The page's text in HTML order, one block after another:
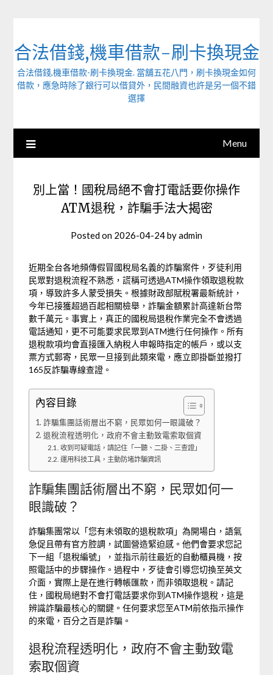
合法借錢,機車借款-刷卡換現金
合法借錢,機車借款-刷卡換現金. 當舖五花八門，刷卡換現金如何
借款，應急時除了銀行可以借貸外，民間融資也許是另一個不錯
選擇
Menu
別上當！國稅局絕不會打電話要你操作
ATM退稅，詐騙手法大揭密
Posted on 2026-04-24byadmin
近期全台各地頻傳假冒國稅局名義的詐騙案件，歹徒利用
民眾對退稅流程不熟悉，謊稱可透過ATM操作領取退稅款
項，導致許多人蒙受損失。根據財政部賦稅署最新統計，
今年已接獲超過百起相關檢舉，詐騙金額累計高達新台幣
數千萬元。事實上，真正的國稅局退稅作業完全不會透過
電話通知，更不可能要求民眾到ATM進行任何操作。所有
退稅款項均會直接匯入納稅人申報時指定的帳戶，或以支
票方式郵寄，民眾一旦接到此類來電，應立即掛斷並撥打
165反詐騙專線查證。
內容目錄
詐騙集團話術層出不窮，民眾如何一眼識破？
退稅流程透明化，政府不會主動致電索取個資
收到可疑電話，請記住「一聽、二掛、三查證」
運用科技工具，主動防堵詐騙資訊
詐騙集團話術層出不窮，民眾如何一
眼識破？
詐騙集團常以「您有未領取的退稅款項」為開場白，語氣
急促且帶有官方腔調，試圖營造緊迫感。他們會要求您記
下一組「退稅編號」，並指示前往最近的自動櫃員機，按
照電話中的步驟操作。過程中，歹徒會引導您切換至英文
介面，實際上是在進行轉帳匯款，而非領取退稅。請記
住，國稅局絕對不會打電話要求你到ATM操作退稅，這是
辨識詐騙最核心的關鍵。任何要求您至ATM前依指示操作
的來電，百分之百是詐騙。
退稅流程透明化，政府不會主動致電
索取個資